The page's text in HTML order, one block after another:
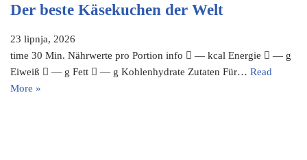
Der beste Käsekuchen der Welt
23 lipnja, 2026
time 30 Min. Nährwerte pro Portion info  — kcal Energie  — g
Eiweiß  — g Fett  — g Kohlenhydrate Zutaten Für… Read
More »